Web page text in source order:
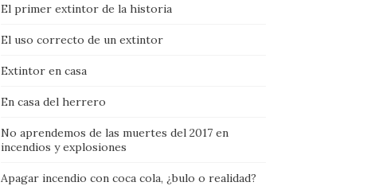
El primer extintor de la historia
El uso correcto de un extintor
Extintor en casa
En casa del herrero
No aprendemos de las muertes del 2017 en
incendios y explosiones
Apagar incendio con coca cola, ¿bulo o realidad?